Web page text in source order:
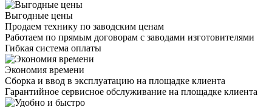
Выгодные цены
Продаем технику по заводским ценам
Работаем по прямым договорам с заводами изготовителями
Гибкая система оплаты
Экономия времени
Сборка и ввод в эксплуатацию на площадке клиента
Гарантийное сервисное обслуживание на площадке клиента